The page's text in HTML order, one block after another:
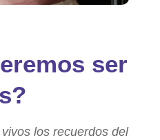
ser
los recuerdos del